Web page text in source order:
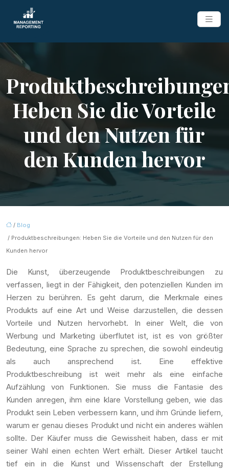
Heben Sie die Vorteile
und den Nutzen für
den Kunden hervor
/ Blog
/ Produktbeschreibungen: Heben Sie die Vorteile und den Nutzen für den
Kunden hervor
Die Kunst, überzeugende Produktbeschreibungen zu
verfassen, liegt in der Fähigkeit, den potenziellen Kunden im
Herzen zu berühren. Es geht darum, die Merkmale eines
Produkts auf eine Art und Weise darzustellen, die dessen
Vorteile und Nutzen hervorhebt. In einer Welt, die von
Werbung und Marketing überflutet ist, ist es von größter
Bedeutung, eine Sprache zu sprechen, die sowohl eindeutig
als auch ansprechend ist. Eine effektive
Produktbeschreibung ist weit mehr als eine einfache
Aufzählung von Funktionen. Sie muss die Fantasie des
Kunden anregen, ihm eine klare Vorstellung geben, wie das
Produkt sein Leben verbessern kann, und ihm Gründe liefern,
warum er genau dieses Produkt und nicht ein anderes wählen
sollte. Der Käufer muss die Gewissheit haben, dass er mit
seiner Wahl einen echten Wert erhält. Dieser Artikel taucht
tief ein in die Kunst und Wissenschaft der Erstellung